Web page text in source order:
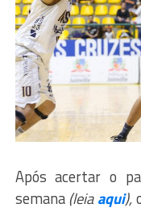
Após acertar o
semana (leiaaqui),